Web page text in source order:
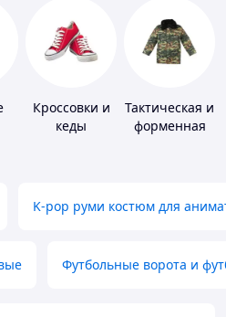
Кроссовки и
кеды
Тактическая и
форменная
K-pop руми костюм для
Футбольные ворота и